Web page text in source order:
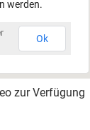
werden.
Ok
zur Verfügung